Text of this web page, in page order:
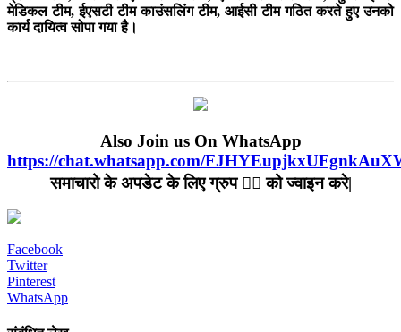
मेडिकल टीम, ईएसटी टीम काउंसलिंग टीम, आईसी टीम गठित करते हुए उनको
कार्य दायित्व सोपा गया है।
Also Join us On WhatsApp
https://chat.whatsapp.com/
समाचारो के अपडेट के लिए ग्रुप ☝🏻 को ज्वाइन करे|
Facebook
Twitter
Pinterest
WhatsApp